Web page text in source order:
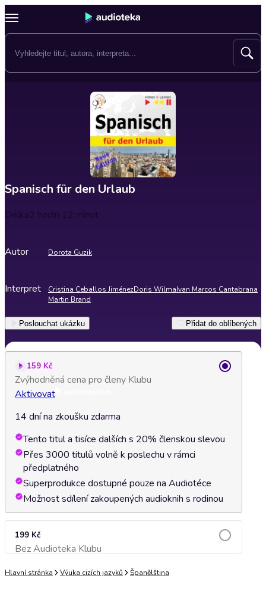
Spanisch für den Urlaub
Délka2 hodin 12 minut
Autor Dorota Guzik
Interpret Cristina Ceballos JiménezDoris WilmaIvan Marcos Cantabrana
Martin Brand
Poslouchat ukázku Přidat do oblíbených
159 Kč
Zvýhodněná cena pro členy Klubu
Aktivovat
14 dní na zkoušku zdarma
Tento titul a tisíce dalších s 20% členskou slevou
Přes 3000 titulů volně k poslechu v rámci
předplatného
Superprodukce dostupné pouze na Audiotéce
Možnost sdílení zakoupených audioknih s rodinou
199 Kč
Bez Audioteka KlubuPřidat do košíku
Hlavní stránka Výuka cizích jazyků Španělština